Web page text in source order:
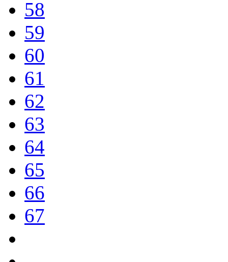
58
59
60
61
62
63
64
65
66
67